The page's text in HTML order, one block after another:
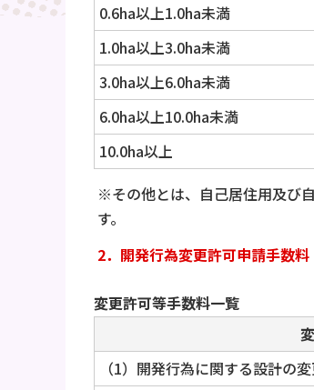
0.6ha以上1.0ha未満
1.0ha以上3.0ha未満
3.0ha以上6.0ha未満
6.0ha以上10.0ha未満
10.0ha以上
※その他とは、自己居住用及び
す。
2．開発行為変更許可申請手数料
変更許可等手数料一覧
（1）開発行為に関する設計の